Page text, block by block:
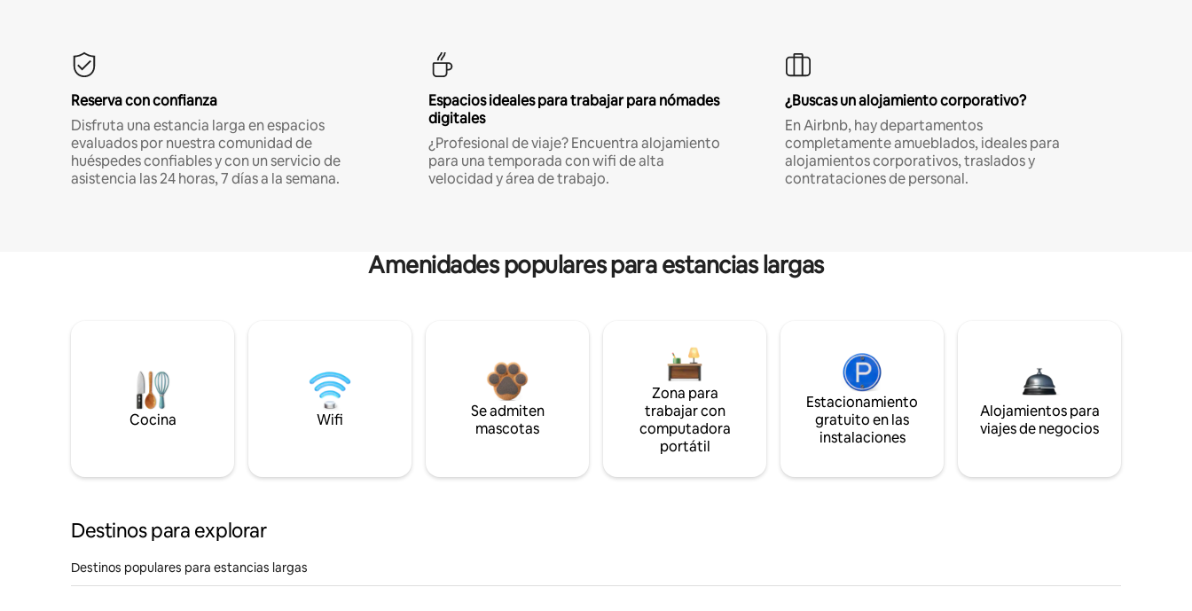
Reserva con confianza
Disfruta una estancia larga en espacios
evaluados por nuestra comunidad de
huéspedes confiables y con un servicio de
asistencia las 24 horas, 7 días a la semana.
Espacios ideales para trabajar para nómades
digitales
¿Profesional de viaje? Encuentra alojamiento
para una temporada con wifi de alta
velocidad y área de trabajo.
¿Buscas un alojamiento corporativo?
En Airbnb, hay departamentos
completamente amueblados, ideales para
alojamientos corporativos, traslados y
contrataciones de personal.
Amenidades populares para estancias largas
Cocina Wifi
Se admiten
mascotas
Zona para
trabajar con
computadora
portátil
Estacionamiento
gratuito en las
instalaciones
Alojamientos para
viajes de negocios
Destinos para explorar
Destinos populares para estancias largas